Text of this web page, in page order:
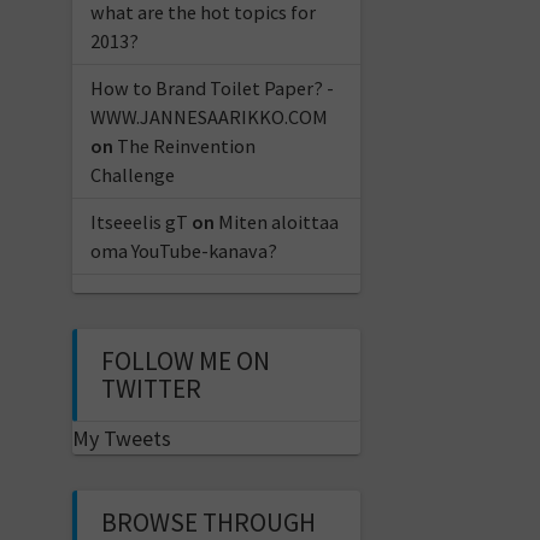
what are the hot topics for
2013?
How to Brand Toilet Paper? -
WWW.JANNESAARIKKO.COM
on The Reinvention
Challenge
Itseeelis gT on Miten aloittaa
oma YouTube-kanava?
FOLLOW ME ON
TWITTER
My Tweets
BROWSE THROUGH